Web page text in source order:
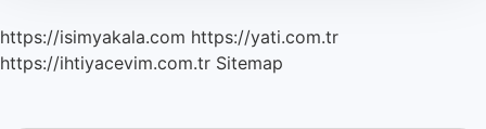
https://isimyakala.com https://yati.com.tr
https://ihtiyacevim.com.tr Sitemap